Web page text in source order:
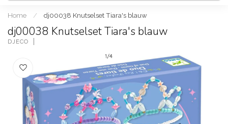
Home / dj00038 Knutselset Tiara's blauw
dj00038 Knutselset Tiara's blauw
DJECO